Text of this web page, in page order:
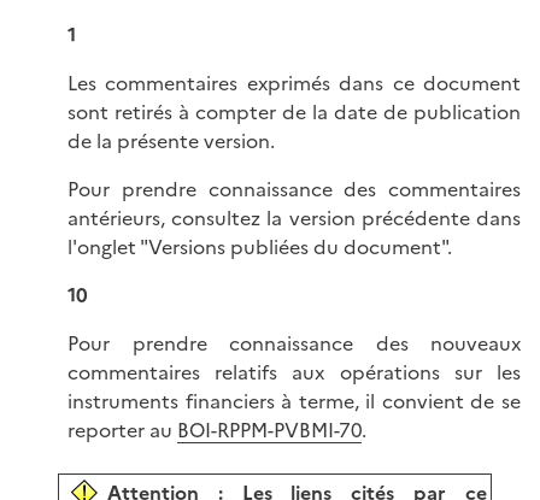
1
Les commentaires exprimés dans ce document
sont retirés à compter de la date de publication
de la présente version.
Pour prendre connaissance des commentaires
antérieurs, consultez la version précédente dans
l'onglet "Versions publiées du document".
10
Pour prendre connaissance des nouveaux
commentaires relatifs aux opérations sur les
instruments financiers à terme, il convient de se
reporter au BOI-RPPM-PVBMI-70.
Attention : Les liens cités par ce